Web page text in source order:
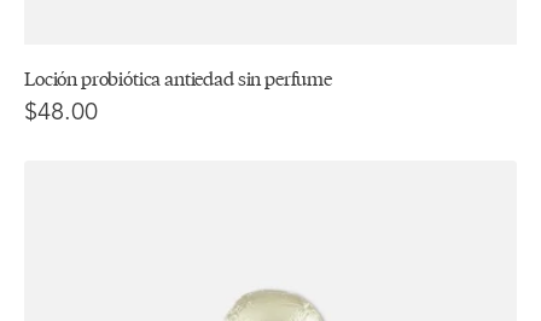
Loción probiótica antiedad sin perfume
$48.00